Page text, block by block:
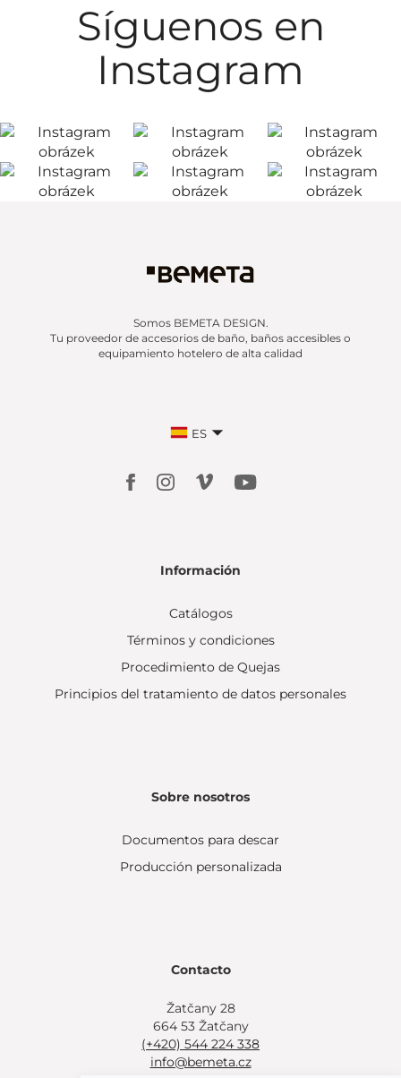
Síguenos en
Instagram
Somos BEMETA DESIGN.
Tu proveedor de accesorios de baño, baños accesibles o
equipamiento hotelero de alta calidad
ES
Información
Catálogos
Términos y condiciones
Procedimiento de Quejas
Principios del tratamiento de datos personales
Sobre nosotros
Documentos para descar
Producción personalizada
Contacto
Žatčany 28
664 53 Žatčany
(+420) 544 224 338
info@bemeta.cz